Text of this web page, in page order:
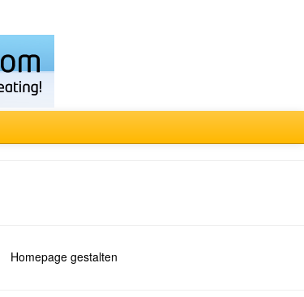
Homepage gestalten